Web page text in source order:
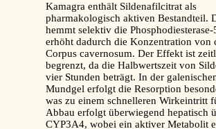
Kamagra enthält Sildenafilcitrat als
pharmakologisch aktiven Bestandteil.
hemmt selektiv die Phosphodiesterase-
erhöht dadurch die Konzentration von
Corpus cavernosum. Der Effekt ist
begrenzt, da die Halbwertszeit von
vier Stunden beträgt. In der
Mundgel erfolgt die Resorption
was zu einem schnelleren Wirkeintritt
Abbau erfolgt überwiegend hepatisch
CYP3A4, wobei ein aktiver Metabolit